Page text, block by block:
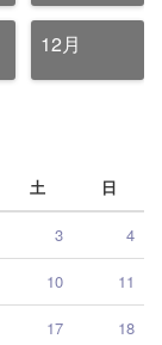
12月
土 日
3 4
10 11
17 18